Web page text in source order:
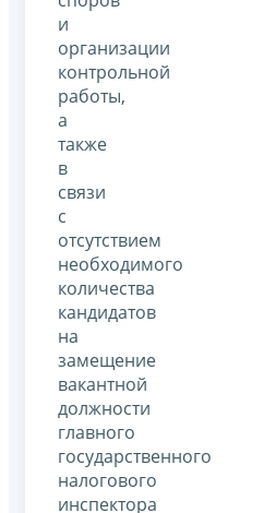
и
организации
контрольной
работы,
а
также
в
связи
с
отсутствием
необходимого
количества
кандидатов
на
замещение
вакантной
должности
главного
государственного
налогового
инспектора